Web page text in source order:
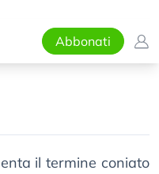
Abbonati
il termine coniato